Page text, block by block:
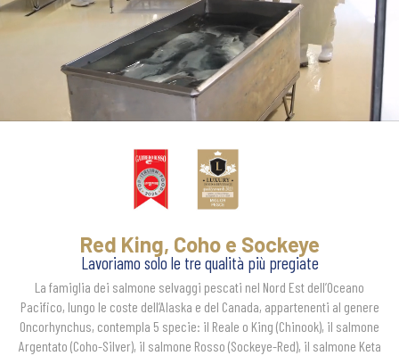
Red King, Coho e Sockeye
Lavoriamo solo le tre qualità più pregiate
La famiglia dei salmone selvaggi pescati nel Nord Est dell’Oceano
Pacifico, lungo le coste dell’Alaska e del Canada, appartenenti al genere
Oncorhynchus, contempla 5 specie: il Reale o King (Chinook), il salmone
Argentato (Coho-Silver), il salmone Rosso (Sockeye-Red), il salmone Keta